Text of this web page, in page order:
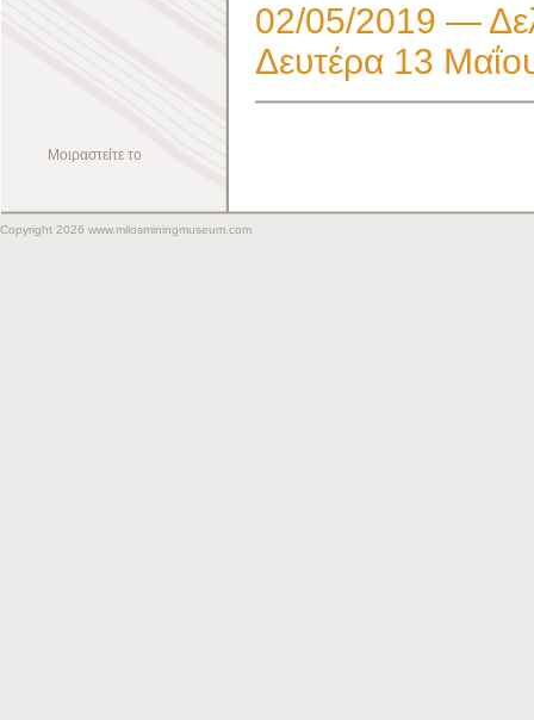
02/05/2019 —
Δευτέρα 13
Μοιραστείτε το
Copyright 2026 www.milosminingmuseum.com